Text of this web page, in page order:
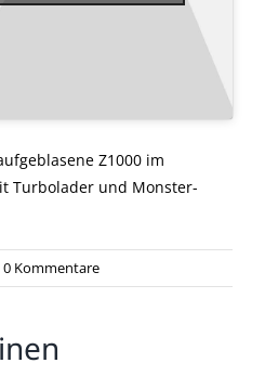
Z1000 im
Turbolader und Monster-
0 Kommentare